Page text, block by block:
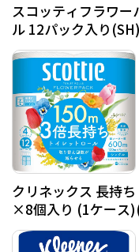
スコッティフラワ
ル 12パック入り
パー
クリネックス 長持
×8個入り (1ケース